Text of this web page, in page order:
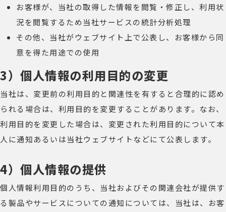
お客様が、当社の取得した情報を閲覧・修正し、利用状
況を閲覧するため当社サービスの統計分析処理
その他、当社がウェブサイト上で公表し、お客様から同
意を得た用途での使用
3）個人情報の利用目的の変更
当社は、変更前の利用目的と関連性を有すると合理的に認め
られる場合は、利用目的を変更することがあります。なお、
利用目的を変更した場合は、変更された利用目的について本
人に通知あるいは当社ウェブサイトなどにて公表します。
4）個人情報の提供
個人情報利用目的のうち、当社およびその関連会社が提供す
る製品やサービスについての通知については、当社は、お客